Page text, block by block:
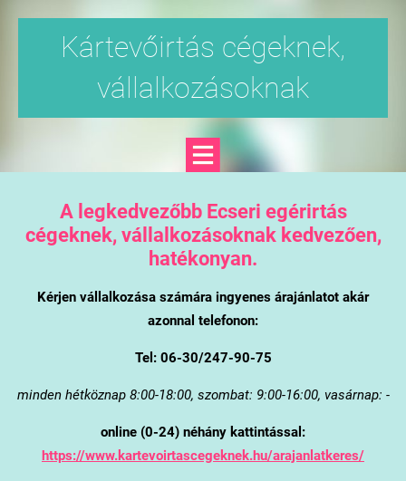
Kártevőirtás cégeknek,
vállalkozásoknak
A legkedvezőbb Ecseri egérirtás
cégeknek, vállalkozásoknak kedvezően,
hatékonyan.
Kérjen vállalkozása számára ingyenes árajánlatot akár
azonnal telefonon:
Tel: 06-30/247-90-75
minden hétköznap 8:00-18:00, szombat: 9:00-16:00, vasárnap: -
online (0-24) néhány kattintással:
https://www.kartevoirtascegeknek.hu/arajanlatkeres/